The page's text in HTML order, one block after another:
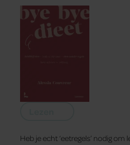
Heb je echt ‘eetregels’ nodig om